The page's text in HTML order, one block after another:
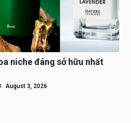
niche đáng sở hữu nhất
August 3, 2026